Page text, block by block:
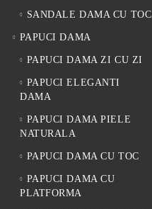
SANDALE DAMA CU TOC
PAPUCI DAMA
PAPUCI DAMA ZI CU ZI
PAPUCI ELEGANTI
DAMA
PAPUCI DAMA PIELE
NATURALA
PAPUCI DAMA CU TOC
PAPUCI DAMA CU
PLATFORMA